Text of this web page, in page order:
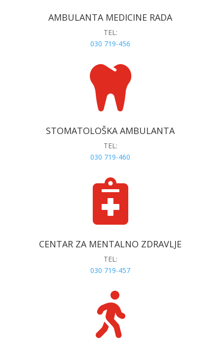
AMBULANTA MEDICINE RADA
TEL:
030 719-456

STOMATOLOŠKA AMBULANTA
TEL:
030 719-460

CENTAR ZA MENTALNO ZDRAVLJE
TEL:
030 719-457
